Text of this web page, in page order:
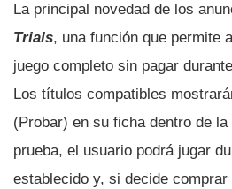
La principal novedad de los
Trials, una función que permite
juego completo sin pagar
Los títulos compatibles
(Probar) en su ficha dentro de
prueba, el usuario podrá jugar
establecido y, si decide